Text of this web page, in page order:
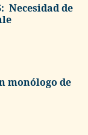
Necesidad de
monólogo de